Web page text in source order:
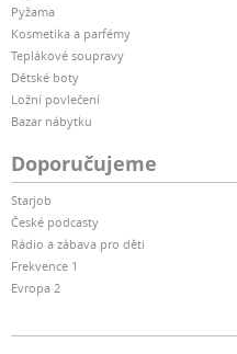
Pyžama
Kosmetika a parfémy
Teplákové soupravy
Dětské boty
Ložní povlečení
Bazar nábytku
Doporučujeme
Starjob
České podcasty
Rádio a zábava pro děti
Frekvence 1
Evropa 2